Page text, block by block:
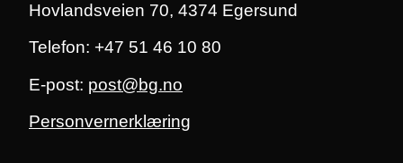
Hovlandsveien 70, 4374 Egersund
Telefon: +47 51 46 10 80
E-post: post@bg.no
Personvernerklæring